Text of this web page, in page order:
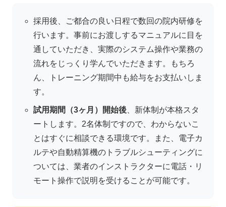
採用後、ご都合の良い日程で数回の院内研修を
行います。事前にお渡しするマニュアルに目を
通していただき、実際のシステム操作や業務の
流れをじっくり学んでいただきます。もちろ
ん、トレーニング期間中も給与をお支払いしま
す。
試用期間（3ヶ月）開始後 、新体制が本格スタ
ートします。2名体制ですので、わからないこ
とはすぐに相談できる環境です。また、電子カ
ルテや自動精算機のトラブルシューティングに
ついては、業者のインストラクターに電話・リ
モート操作で説明を受けることが可能です。